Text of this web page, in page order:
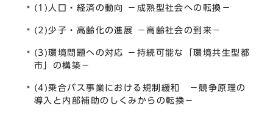
(1)人口・経済の動向 －成熟型社会への転換－
(2)少子・高齢化の進展 －高齢社会の到来－
(3)環境問題への対応 －持続可能な「環境共生型都
市」の構築－
(4)乗合バス事業における規制緩和 －競争原理の
導入と内部補助のしくみからの転換－